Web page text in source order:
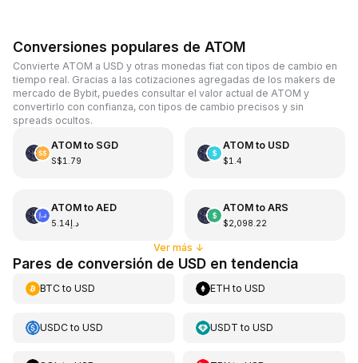
Conversiones populares de ATOM
Convierte ATOM a USD y otras monedas fiat con tipos de cambio en
tiempo real. Gracias a las cotizaciones agregadas de los makers de
mercado de Bybit, puedes consultar el valor actual de ATOM y
convertirlo con confianza, con tipos de cambio precisos y sin
spreads ocultos.
ATOMto SGD
S$1.79
ATOMto USD
$1.4
ATOMto AED
د.إ5.14
ATOMto ARS
$2,098.22
Ver más ↓
Pares de conversión de USD en tendencia
BTCto USD ETH toUSD
USDCto USD USDT toUSD